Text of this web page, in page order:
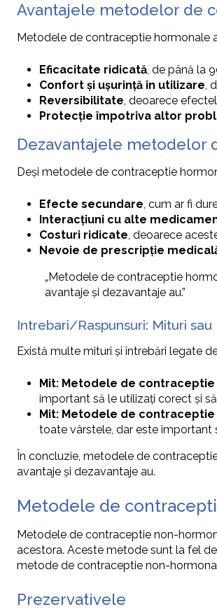
Avantajele metodelor de
Metodele de contraceptie hormonale
Eficacitate ridicată, de până la
Confort și ușurință în utilizare,
Reversibilitate, deoarece
Protecție împotriva altor
Dezavantajele metodelor
Deși metodele de contraceptie
Efecte secundare, cum ar fi
Interacțiuni cu alte
Costuri ridicate, deoarece
Nevoie de prescripție
„Metodele de contraceptie
avantaje și dezavantaje au.”
Intrebari/Raspunsuri: Mituri sau
Există multe mituri și întrebări legate
Mit: Metodele de
important să le utilizați corect și
Mit: Metodele de
toate vârstele, dar este important
În concluzie, metodele de
avantaje și dezavantaje au.
Metodele de
Metodele de contraceptie non-
acestora. Aceste metode sunt la fel
metode de contraceptie non-
Prezervativele